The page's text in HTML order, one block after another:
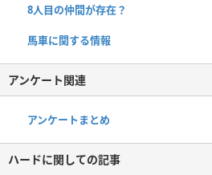
8人目の仲間が存在？
馬車に関する情報
アンケート関連
アンケートまとめ
ハードに関しての記事